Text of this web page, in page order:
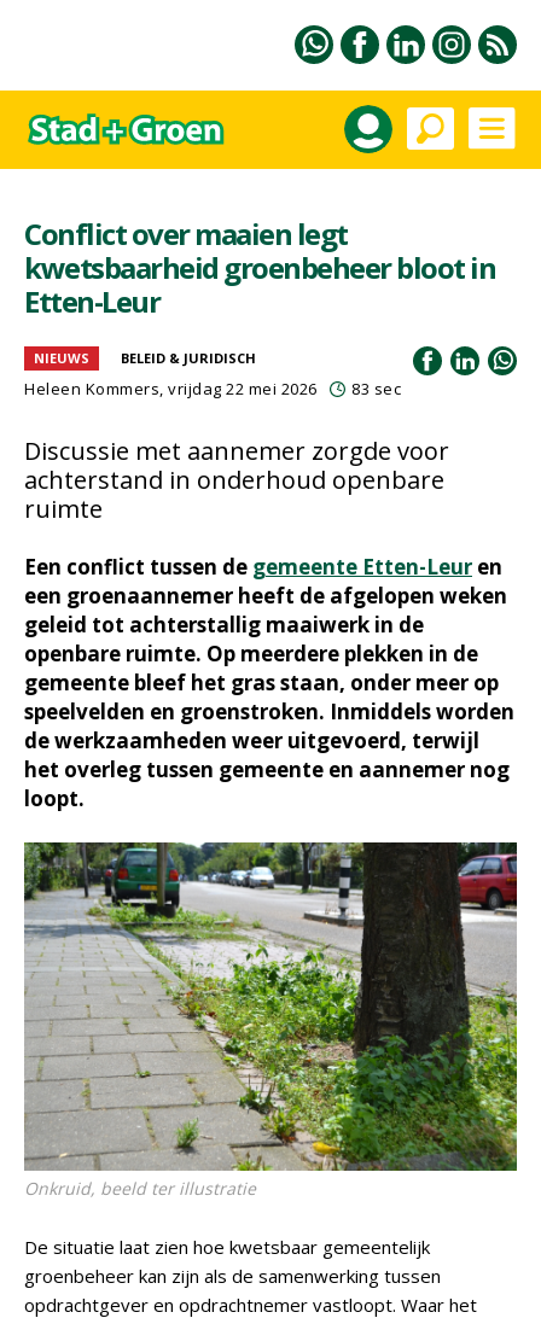
Conflict over maaien legt
kwetsbaarheid groenbeheer bloot in
Etten-Leur
NIEUWS BELEID & JURIDISCH
Heleen Kommers, vrijdag 22 mei 2026 83 sec
Discussie met aannemer zorgde voor
achterstand in onderhoud openbare
ruimte
Een conflict tussen de gemeente Etten-Leur en
een groenaannemer heeft de afgelopen weken
geleid tot achterstallig maaiwerk in de
openbare ruimte. Op meerdere plekken in de
gemeente bleef het gras staan, onder meer op
speelvelden en groenstroken. Inmiddels worden
de werkzaamheden weer uitgevoerd, terwijl
het overleg tussen gemeente en aannemer nog
loopt.
Onkruid, beeld ter illustratie
De situatie laat zien hoe kwetsbaar gemeentelijk
groenbeheer kan zijn als de samenwerking tussen
opdrachtgever en opdrachtnemer vastloopt. Waar het